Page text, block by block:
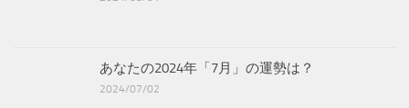
あなたの2024年「7月」の運勢は？
2024/07/02